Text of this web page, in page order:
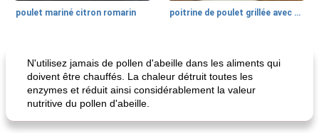
poulet mariné citron romarin poitrine de poulet grillée avec relish de concombre et poivron
N'utilisez jamais de pollen d'abeille dans les aliments qui
doivent être chauffés. La chaleur détruit toutes les
enzymes et réduit ainsi considérablement la valeur
nutritive du pollen d'abeille.